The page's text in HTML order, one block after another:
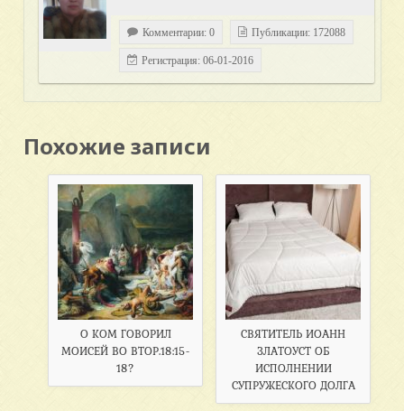
Комментарии: 0 Публикации: 172088
Регистрация: 06-01-2016
Похожие записи
О КОМ ГОВОРИЛ
МОИСЕЙ ВО ВТОР.18:15-
18?
СВЯТИТЕЛЬ ИОАНН
ЗЛАТОУСТ ОБ
ИСПОЛНЕНИИ
СУПРУЖЕСКОГО ДОЛГА